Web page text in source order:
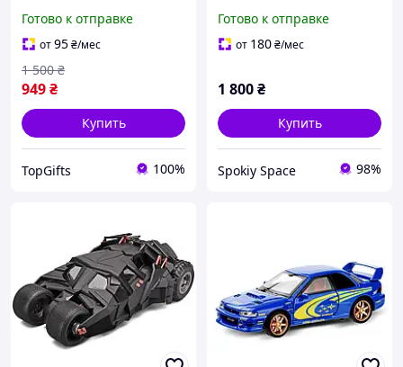
Nissan GT-R R34 Skyline, 1
: 32, на батарейках
Готово к отправке
от95₴/мес
949₴
1 500 ₴
Купить
TopGifts 100%
машинка в коробке
(Черный/Серебристый)
Готово к отправке
от 180₴/мес
1 800₴
Купить
Spokiy Space 98%